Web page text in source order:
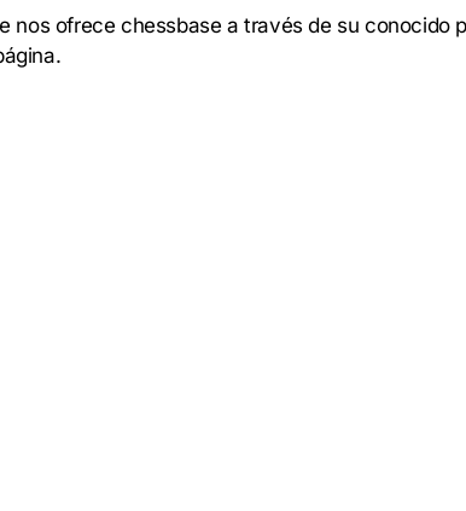
nos ofrece chessbase a través de su conocido